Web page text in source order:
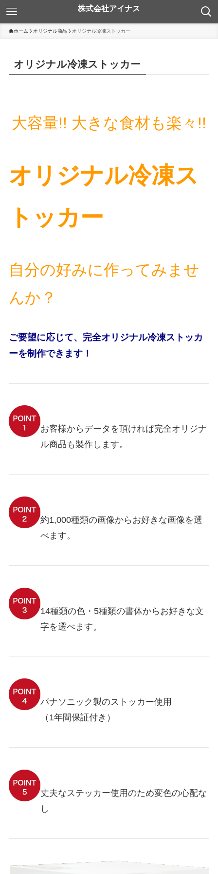
ホーム オリジナル商品 オリジナル冷凍ストッカー
オリジナル冷凍ストッカー
大容量!! 大きな食材も楽々!!
オリジナル冷凍ス
トッカー
自分の好みに作ってみませ
んか？
ご要望に応じて、完全オリジナル冷凍ストッカ
ーを制作できます！
お客様からデータを頂ければ完全オリジナ
ル商品も製作します。
約1,000種類の画像からお好きな画像を選
べます。
14種類の色・5種類の書体からお好きな文
字を選べます。
パナソニック製のストッカー使用
（1年間保証付き）
丈夫なステッカー使用のため変色の心配な
し